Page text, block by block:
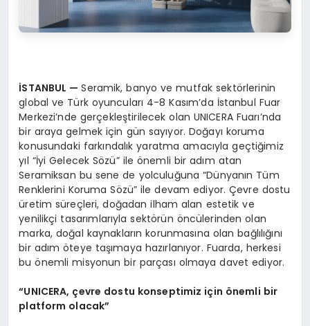
İSTANBUL —Seramik, banyo ve mutfak sektörlerinin
global ve Türk oyuncuları 4-8 Kasım’da İstanbul Fuar
Merkezi’nde gerçekleştirilecek olan UNICERA Fuarı’nda
bir araya gelmek için gün sayıyor. Doğayı koruma
konusundaki farkındalık yaratma amacıyla geçtiğimiz
yıl “İyi Gelecek Sözü” ile önemli bir adım atan
Seramiksan bu sene de yolculuğuna “Dünyanın Tüm
Renklerini Koruma Sözü” ile devam ediyor. Çevre dostu
üretim süreçleri, doğadan ilham alan estetik ve
yenilikçi tasarımlarıyla sektörün öncülerinden olan
marka, doğal kaynakların korunmasına olan bağlılığını
bir adım öteye taşımaya hazırlanıyor. Fuarda, herkesi
bu önemli misyonun bir parçası olmaya davet ediyor.
“UNICERA, çevre dostu konseptimiz için önemli bir
platform olacak”